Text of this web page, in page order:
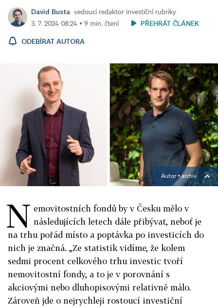
David Busta
vedoucí redaktor investiční rubriky
3. 7. 2024 08:24 ▪ 9 min. čtení
PŘEHRÁT ČLÁNEK
ODEBÍRAT AUTORA
Autor ▪archiv
N emovitostních fondů by v Česku mělo v
následujících letech dále přibývat, neboť je
na trhu pořád místo a poptávka po investicích do
nich je značná. „Ze statistik vidíme, že kolem
sedmi procent celkového trhu investic tvoří
nemovitostní fondy, a to je v porovnání s
akciovými nebo dluhopisovými relativně málo.
Zároveň jde o nejrychleji rostoucí investiční